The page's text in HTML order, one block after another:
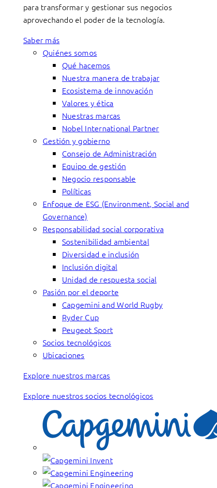
para transformar y gestionar sus negocios
aprovechando el poder de la tecnología.
Saber más
Quiénes somos
Qué hacemos
Nuestra manera de trabajar
Ecosistema de innovación
Valores y ética
Nuestras marcas
Nobel International Partner
Gestión y gobierno
Consejo de Administración
Equipo de gestión
Negocio responsable
Políticas
Enfoque de ESG (Environment, Social and
Governance)
Responsabilidad social corporativa
Sostenibilidad ambiental
Diversidad e inclusión
Inclusión digital
Unidad de respuesta social
Pasión por el deporte
Capgemini and World Rugby
Ryder Cup
Peugeot Sport
Socios tecnológicos
Ubicaciones
Explore nuestros marcas
Explore nuestros socios tecnológicos